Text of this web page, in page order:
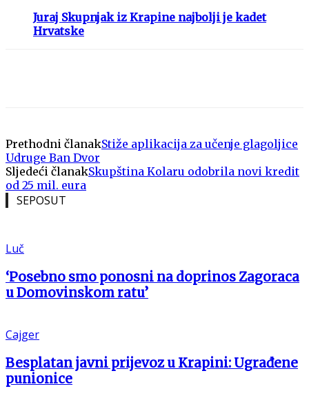
Juraj Skupnjak iz Krapine najbolji je kadet
Hrvatske
Prethodni članakStiže aplikacija za učenje glagoljice
Udruge Ban Dvor
Sljedeći članakSkupština Kolaru odobrila novi kredit
od 25 mil. eura
SEPOSUT
Luč
‘Posebno smo ponosni na doprinos Zagoraca
u Domovinskom ratu’
Cajger
Besplatan javni prijevoz u Krapini: Ugrađene
punionice